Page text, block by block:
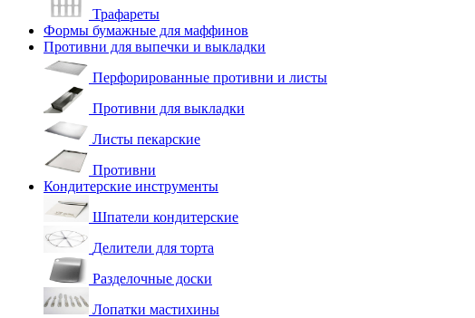
Трафареты
Формы бумажные для маффинов
Противни для выпечки и выкладки
Перфорированные противни и листы
Противни для выкладки
Листы пекарские
Противни
Кондитерские инструменты
Шпатели кондитерские
Делители для торта
Разделочные доски
Лопатки мастихины